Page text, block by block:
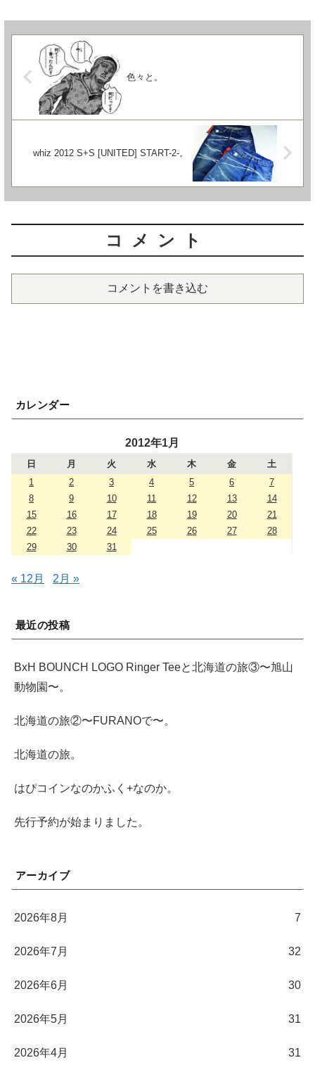
色々と。
whiz 2012 S+S [UNITED] START-2-。
コメント
コメントを書き込む
カレンダー
2012年1月
日 月 火 水 木 金
土
1
2 3 4 5 6
7
8
9 10 11 12 13
14
15
16 17 18 19 20
21
22
23 24 25 26 27
28
29
30 31
« 12月 2月 »
最近の投稿
BxH BOUNCH LOGO Ringer Teeと北海道の旅③〜旭山
動物園〜。
北海道の旅②〜FURANOで〜。
北海道の旅。
はぴコインなのかふく+なのか。
先行予約が始まりました。
アーカイブ
2026年8月 7
2026年7月 32
2026年6月 30
2026年5月 31
2026年4月 31